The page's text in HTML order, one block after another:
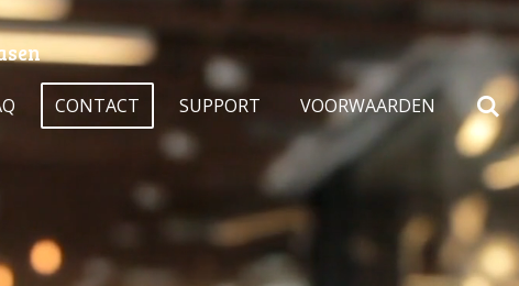
CONTACT SUPPORT VOORWAARDEN